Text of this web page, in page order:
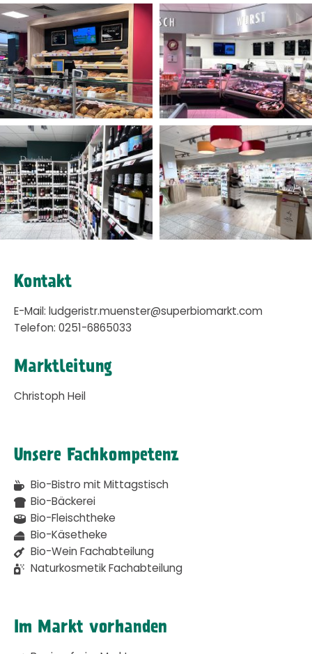
Kontakt
E-Mail: ludgeristr.muenster@superbiomarkt.com
Telefon: 0251-6865033
Marktleitung
Christoph Heil
Unsere Fachkompetenz
Bio-Bistro mit Mittagstisch
Bio-Bäckerei
Bio-Fleischtheke
Bio-Käsetheke
Bio-Wein Fachabteilung
Naturkosmetik Fachabteilung
Im Markt vorhanden